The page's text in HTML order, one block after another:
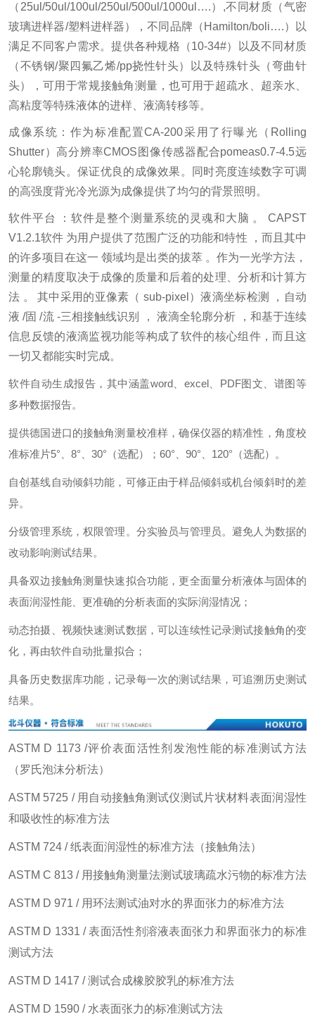
（25ul/50ul/100ul/250ul/500ul/1000ul….）,不同材质（气密
玻璃进样器/塑料进样器），不同品牌（Hamilton/boli….）以
满足不同客户需求。提供各种规格（10-34#）以及不同材质
（不锈钢/聚四氟乙烯/pp挠性针头）以及特殊针头（弯曲针
头），可用于常规接触角测量，也可用于超疏水、超亲水、
高粘度等特殊液体的进样、液滴转移等。
成像系统：作为标准配置CA-200采用了行曝光（Rolling
Shutter）高分辨率CMOS图像传感器配合pomeas0.7-4.5远
心轮廓镜头。保证优良的成像效果。同时亮度连续数字可调
的高强度背光冷光源为成像提供了均匀的背景照明。
软件平台 ：软件是整个测量系统的灵魂和大脑 。 CAPST
V1.2.1软件 为用户提供了范围广泛的功能和特性 ，而且其中
的许多项目在这一 领域均是出类的拔萃 。作为一光学方法，
测量的精度取决于成像的质量和后着的处理、分析和计算方
法 。 其中采用的亚像素（ sub-pixel）液滴坐标检测 ，自动
液 /固 /流 -三相接触线识别 ， 液滴全轮廓分析 ，和基于连续
信息反馈的液滴监视功能等构成了软件的核心组件，而且这
一切又都能实时完成。
软件自动生成报告，其中涵盖word、excel、PDF图文、谱图等
多种数据报告。
提供德国进口的接触角测量校准样，确保仪器的精准性，角度校
准标准片5°、8°、30°（选配）；60°、90°、120°（选配）。
自创基线自动倾斜功能，可修正由于样品倾斜或机台倾斜时的差
异。
分级管理系统，权限管理。分实验员与管理员。避免人为数据的
改动影响测试结果。
具备双边接触角测量快速拟合功能，更全面量分析液体与固体的
表面润湿性能、更准确的分析表面的实际润湿情况；
动态拍摄、视频快速测试数据，可以连续性记录测试接触角的变
化，再由软件自动批量拟合；
具备历史数据库功能，记录每一次的测试结果，可追溯历史测试
结果。
ASTM D 1173 /评价表面活性剂发泡性能的标准测试方法
（罗氏泡沫分析法）
ASTM 5725 / 用自动接触角测试仪测试片状材料表面润湿性
和吸收性的标准方法
ASTM 724 / 纸表面润湿性的标准方法（接触角法）
ASTM C 813 / 用接触角测量法测试玻璃疏水污物的标准方法
ASTM D 971 / 用环法测试油对水的界面张力的标准方法
ASTM D 1331 / 表面活性剂溶液表面张力和界面张力的标准
测试方法
ASTM D 1417 / 测试合成橡胶胶乳的标准方法
ASTM D 1590 / 水表面张力的标准测试方法